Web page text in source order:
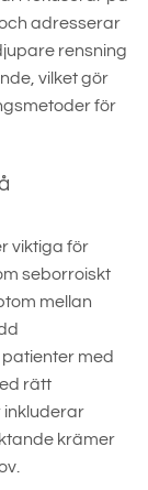
adresserar
rensning
vilket gör
för
viktiga för
seborroiskt
mellan
med
rätt
inkluderar
krämer